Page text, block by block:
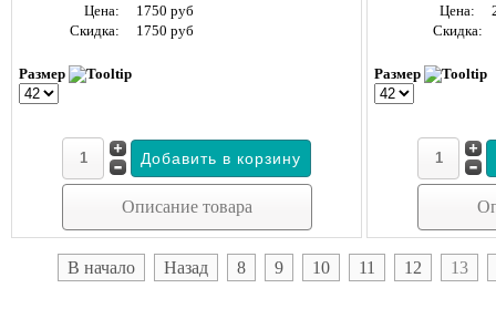
Цена:
1750 руб
Скидка:
1750 руб
Размер
Описание товара
Цена:
Скидка:
Размер
В начало Назад 8 9 10 11 12 13